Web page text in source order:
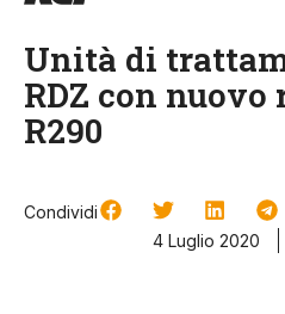
Unità di
RDZ con
R290
Condividi
4 Luglio 2020